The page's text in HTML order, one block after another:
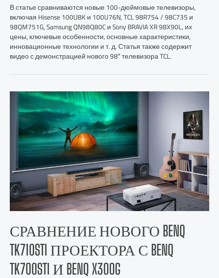
В статье сравниваются новые 100-дюймовые телевизоры,
включая Hisense 100U8K и 100U76N, TCL 98R754 / 98C735 и
98QM751G, Samsung QN98Q80C и Sony BRAVIA XR 98X90L, их
цены, ключевые особенности, основные характеристики,
инновационные технологии и т. д. Статья также содержит
видео с демонстрацией нового 98″ телевизора TCL.
СРАВНЕНИЕ НОВОГО BENQ
TK710STI ПРОЕКТОРА С BENQ
TK700STI И BENQ X300G